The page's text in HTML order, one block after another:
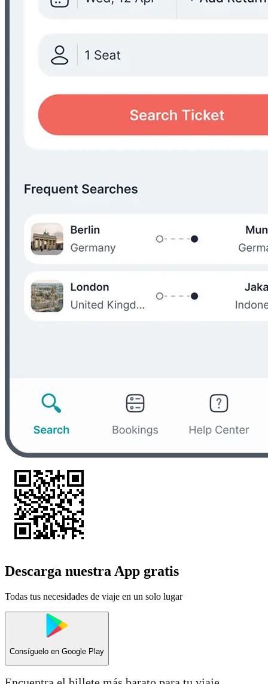
Descarga nuestra App gratis
Todas tus necesidades de viaje en un solo lugar
Consíguelo en Google Play